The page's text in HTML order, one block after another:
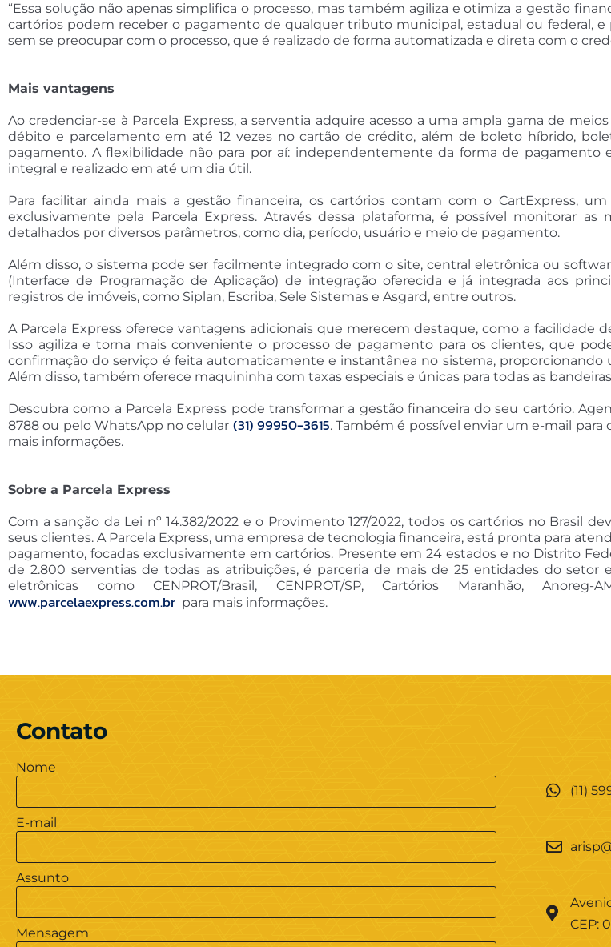
“Essa solução não apenas simplifica o processo, mas também agiliza e otimiza a gestão
cartórios podem receber o pagamento de qualquer tributo municipal, estadual ou federal, e
sem se preocupar com o processo, que é realizado de forma automatizada e direta com o
Mais vantagens
Ao credenciar-se à Parcela Express, a serventia adquire acesso a uma ampla gama de
débito e parcelamento em até 12 vezes no cartão de crédito, além de boleto híbrido,
pagamento. A flexibilidade não para por aí: independentemente da forma de pagamento
integral e realizado em até um dia útil.
Para facilitar ainda mais a gestão financeira, os cartórios contam com o CartExpress,
exclusivamente pela Parcela Express. Através dessa plataforma, é possível monitorar as
detalhados por diversos parâmetros, como dia, período, usuário e meio de pagamento.
Além disso, o sistema pode ser facilmente integrado com o site, central eletrônica ou
(Interface de Programação de Aplicação) de integração oferecida e já integrada aos
registros de imóveis, como Siplan, Escriba, Sele Sistemas e Asgard, entre outros.
A Parcela Express oferece vantagens adicionais que merecem destaque, como a facilidade
Isso agiliza e torna mais conveniente o processo de pagamento para os clientes, que
confirmação do serviço é feita automaticamente e instantânea no sistema,
Além disso, também oferece maquininha com taxas especiais e únicas para todas as
Descubra como a Parcela Express pode transformar a gestão financeira do seu cartório.
8788 ou pelo WhatsApp no celular (31) 99950-3615. Também é possível enviar um e-mail
mais informações.
Sobre a Parcela Express
Com a sanção da Lei nº 14.382/2022 e o Provimento 127/2022, todos os cartórios no Brasil
seus clientes. A Parcela Express, uma empresa de tecnologia financeira, está pronta para
pagamento, focadas exclusivamente em cartórios. Presente em 24 estados e no Distrito
de 2.800 serventias de todas as atribuições, é parceria de mais de 25 entidades do setor
eletrônicas como CENPROT/Brasil, CENPROT/SP, Cartórios Maranhão,
www.parcelaexpress.com.br para mais informações.
Contato
Nome
E-mail
Assunto
Mensagem
(11)
CEP: